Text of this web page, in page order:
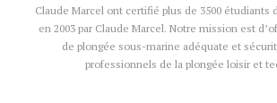
Claude Marcel ont certifié plus de 3500 étudiants
en 2003 par Claude Marcel. Notre mission est
de plongée sous-marine adéquate et
professionnels de la plongée loisir et